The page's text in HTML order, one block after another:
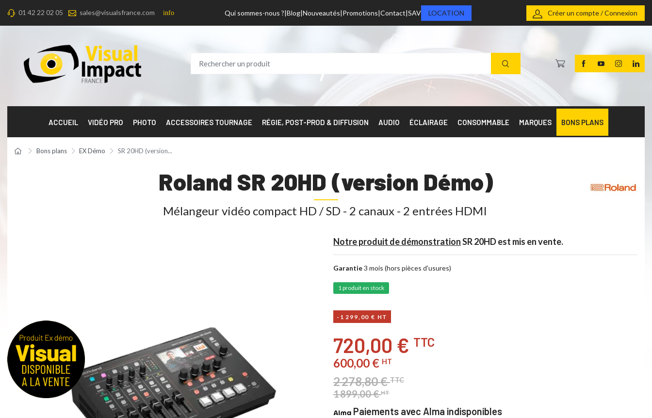
01 42 22 02 05 sales@visualsfrance.com info Qui sommes-nous ? Blog Nouveautés Promotions Contact SAV LOCATION Créer un compte / Connexion
ACCUEIL VIDÉO PRO PHOTO ACCESSOIRES TOURNAGE RÉGIE, POST-PROD & DIFFUSION AUDIO ÉCLAIRAGE CONSOMMABLE MARQUES BONS PLANS
Bons plans EX Démo SR 20HD (version...
Roland SR 20HD (version Démo)
Mélangeur vidéo compact HD / SD - 2 canaux - 2 entrées HDMI
Notre produit de démonstrationSR 20HD est mis en vente.
Garantie3 mois (hors pièces d'usures)
1 produit en stock
-1 299,00 € HT
720,00 € TTC
600,00 € HT
2 278,80 €TTC
1 899,00 €HT
Paiements avec Alma indisponibles